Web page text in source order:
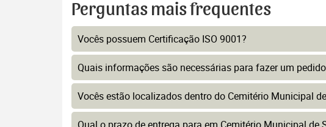
Perguntas mais frequentes
Vocês possuem Certificação ISO 9001?
Quais informações são necessárias para fazer um
Vocês estão localizados dentro do Cemitério Municipal